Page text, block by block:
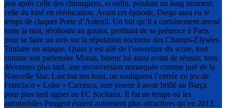
peu après celle des chirurgiens, et enfin, pendant un long moment,
celle du kiné en rééducation. Avant cet épisode, Diego aura eu le
temps de claquer Porte d’Auteuil. Un but qu’il a certainement arrosé
toute la nuit, jéroboam au goulot, profitant de sa présence à Paris
pour se faire un avis sur la réputation nocturne des Champs-Elysées.
Titulaire en attaque, Quini y est allé de l’ouverture du score, tout
comme son partenaire Moran, buteur lui aussi avant de réussir, trois
décennies plus tard, une reconversion remarquée comme juré de la
Nouvelle Star. Last but not least, on soulignera l’entrée en jeu de
Francisco « Lobo » Carrasco, rare joueur à avoir brillé au Barça
pour plus tard signer au FC Sochaux. Il fut un temps où les
automobiles Peugeot étaient autrement plus attractives qu’en 2013…